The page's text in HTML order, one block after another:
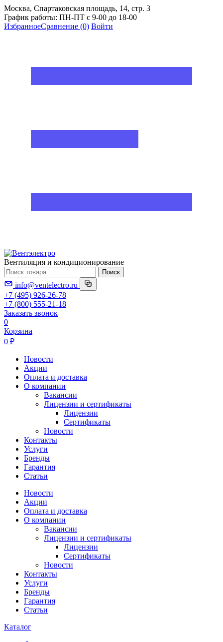
Москва, Спартаковская площадь, 14, стр. 3
График работы: ПН-ПТ с 9-00 до 18-00
ИзбранноеСравнение (0) Войти
Вентиляция и кондиционирование
Поиск
info@ventelectro.ru
+7 (495) 926-26-78
+7 (800) 555-21-18
Заказать звонок
0
Корзина
0 ₽
Новости
Акции
Оплата и доставка
О компании
Вакансии
Лицензии и сертификаты
Лицензии
Сертификаты
Новости
Контакты
Услуги
Бренды
Гарантия
Статьи
Новости
Акции
Оплата и доставка
О компании
Вакансии
Лицензии и сертификаты
Лицензии
Сертификаты
Новости
Контакты
Услуги
Бренды
Гарантия
Статьи
Каталог